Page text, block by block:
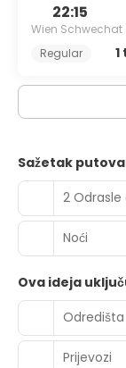
22:15
Wien Schwechat
Regular
Sažetak
2 Odrasle
Noći
Ova ideja
Odredišta
Prijevozi